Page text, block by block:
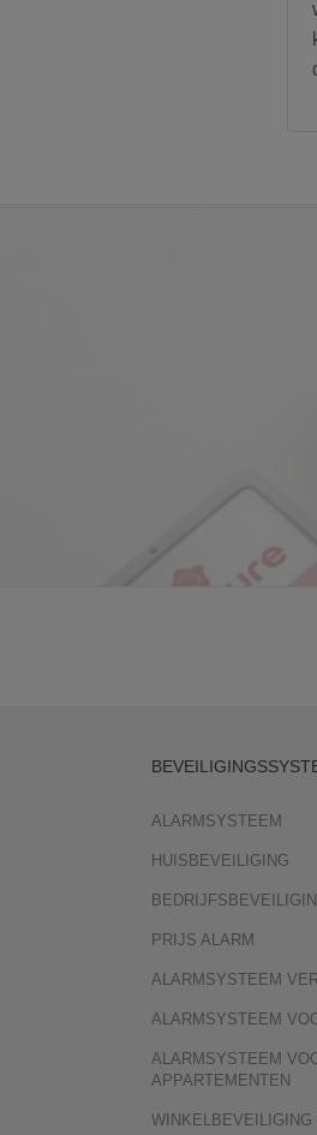
ALARMSYSTEEM
HUISBEVEILIGING
PRIJS ALARM
ALARMSYSTEEM
ALARMSYSTEEM
ALARMSYSTEEM
APPARTEMENTEN
WINKELBEVEILIGING